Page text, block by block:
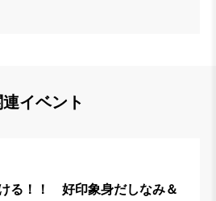
連イベント
る！！ 好印象身だしなみ＆